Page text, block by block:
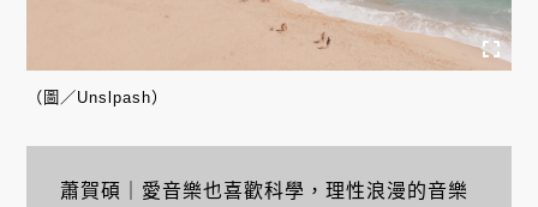
（圖／Unslpash）
蕭賀碩｜愛音樂也喜歡科學，理性浪漫的音樂